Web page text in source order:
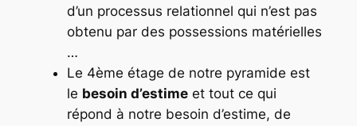
d’un processus relationnel qui n’est pas
obtenu par des possessions matérielles
…
Le 4ème étage de notre pyramide est
le besoin d’estimeet tout ce qui
répond à notre besoin d’estime, de